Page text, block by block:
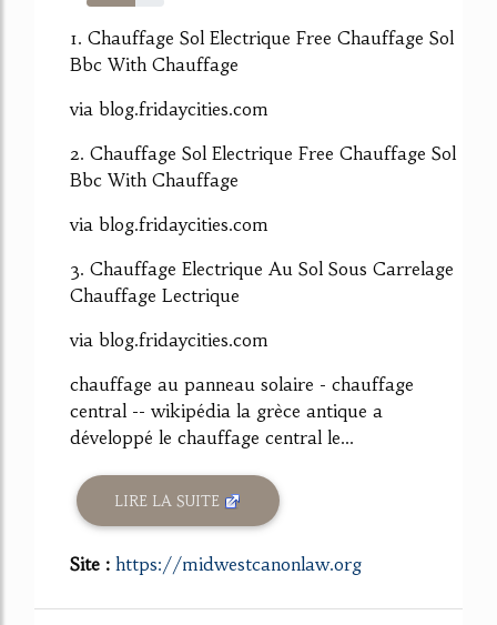
63%
1. Chauffage Sol Electrique Free Chauffage Sol
Bbc With Chauffage
via blog.fridaycities.com
2. Chauffage Sol Electrique Free Chauffage Sol
Bbc With Chauffage
via blog.fridaycities.com
3. Chauffage Electrique Au Sol Sous Carrelage
Chauffage Lectrique
via blog.fridaycities.com
chauffage au panneau solaire - chauffage
central -- wikipédia la grèce antique a
développé le chauffage central le...
LIRE LA SUITE
Site : https://midwestcanonlaw.org